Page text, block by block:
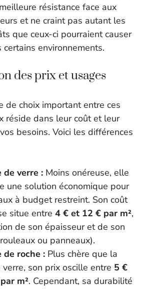
résistance face aux
et ne craint pas autant les
que ceux-ci pourraient causer
certains environnements.
des prix et usages
de choix important entre ces
réside dans leur coût et leur
besoins. Voici les différences
de verre : Moins onéreuse, elle
une solution économique pour
à budget restreint. Son coût
situe entre 4 € et 12 € par m²,
de son épaisseur et de son
ou panneaux).
de roche : Plus chère que la
son prix oscille entre 5 €
m². Cependant, sa durabilité